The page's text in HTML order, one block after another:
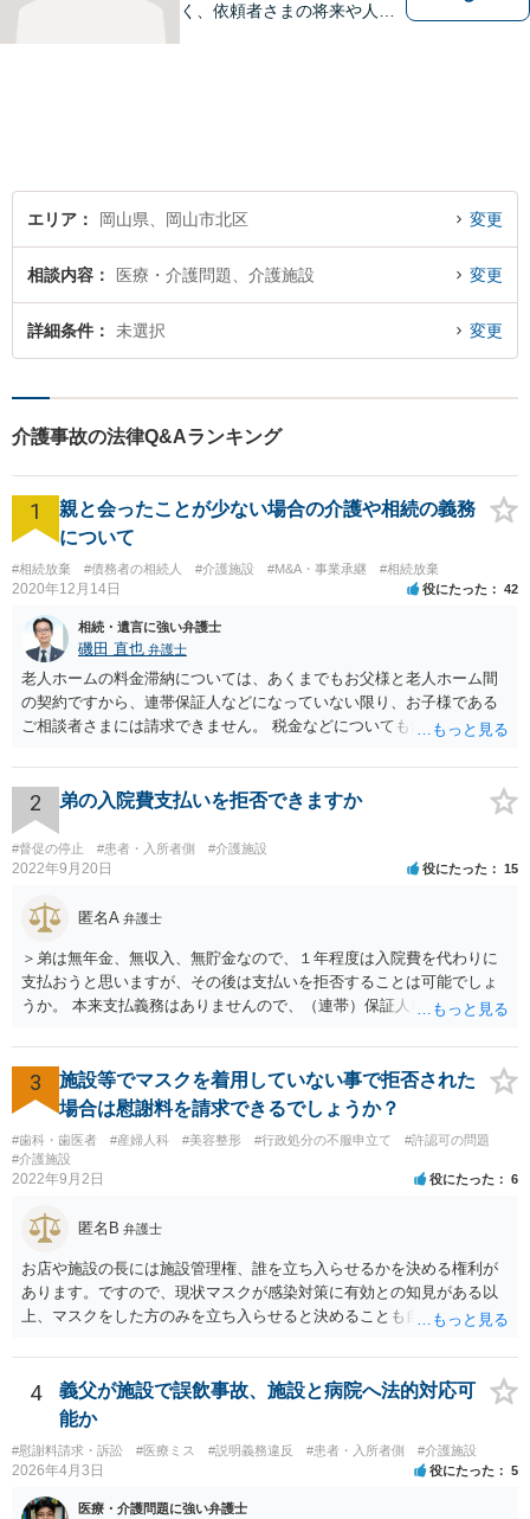
く、依頼者さまの将来や人間
エリア 岡山県、岡山市北区 変更
相談内容 医療・介護問題、介護施設 変更
詳細条件 未選択 変更
介護事故の法律Q&Aランキング
1
親と会ったことが少ない場合の介護や相続の義務
について
#相続放棄 #債務者の相続人 #介護施設 #M&A・事業承継 #相続放棄
2020年12月14日 役にたった 42
相続・遺言に強い弁護士
磯田 直也 弁護士
老人ホームの料金滞納については、あくまでもお父様と老人ホーム間
の契約ですから、連帯保証人などになっていない限り、お子様である
ご相談者さまには請求できません。 税金などについても滞納している
護受給の際に扶養できないかという連絡が役所から来ますが、できな
い旨回答すればそれまでです。 相続が開始した場合については先述の
通りです。 民法上の扶養義務はご相談者さまがお考えのほど強いもの
ではありません。 あくまでも、余力の範囲で認められるものです。 親
の介護は子供がみるという民法の条文はありません。 また、親に対す
まれてすぐ両親が離婚し、その後会っていなかったという事情も、扶
2 弟の入院費支払いを拒否できますか
#督促の停止 #患者・入所者側 #介護施設
2022年9月20日 役にたった 15
匿名A 弁護士
＞弟は無年金、無収入、無貯金なので、１年程度は入院費を代わりに
支払おうと思いますが、その後は支払いを拒否することは可能でしょ
うか。 本来支払義務はありませんので、（連帯）保証人などにならな
3
施設等でマスクを着用していない事で拒否された
場合は慰謝料を請求できるでしょうか？
#歯科・歯医者 #産婦人科 #美容整形 #行政処分の不服申立て
#許認可の問題
#介護施設
2022年9月2日 役にたった 6
匿名B 弁護士
お店や施設の長には施設管理権、誰を立ち入らせるかを決める権利が
あります。ですので、現状マスクが感染対策に有効との知見がある以
上、マスクをした方のみを立ち入らせると決めることも自由であり、
など公益的な側面のある業種ですと、公衆浴場法など各種業法で定め
られた理由以外での利用拒否は禁止されていますし、公の施設でもマ
スクなしだけでの利用拒否は問題となりえますが、民間のお店に対し
ては慰謝料の請求は認められないと考えられます。
4
義父が施設で誤飲事故、施設と病院へ法的対応可
能か
#慰謝料請求・訴訟 #医療ミス #説明義務違反 #患者・入所者側 #介護施設
2026年4月3日 役にたった 5
医療・介護問題に強い弁護士